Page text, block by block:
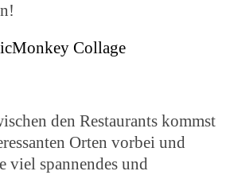
den Restaurants kommst
Orten vorbei und
viel spannendes und